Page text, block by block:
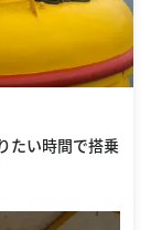
たい時間で搭乗